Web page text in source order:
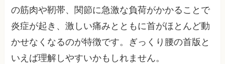
の筋肉や靭帯、関節に急激な負荷がかかることで
炎症が起き、激しい痛みとともに首がほとんど動
かせなくなるのが特徴です。ぎっくり腰の首版と
いえば理解しやすいかもしれません。